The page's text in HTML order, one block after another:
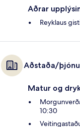
Aðrar
Reyklaus
Aðstaða/
Matur og
10:30